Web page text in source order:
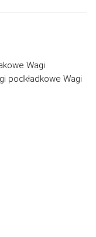
Wagi
podkładkowe Wagi